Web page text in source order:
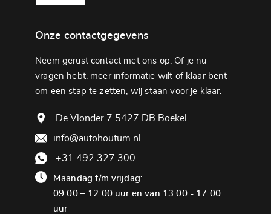
Onze contactgegevens
Neem gerust contact met ons op. Of je nu
vragen hebt, meer informatie wilt of klaar bent
om een ​​stap te zetten, wij staan ​​voor je klaar.
De Vlonder 7 5427 DB Boekel
info@autohoutum.nl
+31 492 327 300
Maandag t/m vrijdag:
09.00 – 12.00 uur en van 13.00 - 17.00
uur